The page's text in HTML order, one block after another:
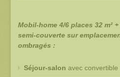
Mobil-home 4/6 places 32 m²
semi-couverte sur
ombragés :
Séjour-salon avec convertible